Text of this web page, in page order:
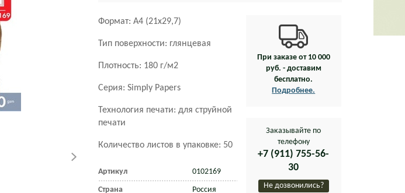
Формат: А4 (21х29,7)
Тип поверхности: глянцевая
Плотность: 180 г/м2
Серия: Simply Papers
Технология печати: для струйной
печати
Количество листов в упаковке: 50
Артикул 0102169
Страна Россия
При заказе от 10 000
руб. - доставим
бесплатно.
Подробнее.
Заказывайте по
телефону
+7 (911) 755-56-
30
Не дозвонились?